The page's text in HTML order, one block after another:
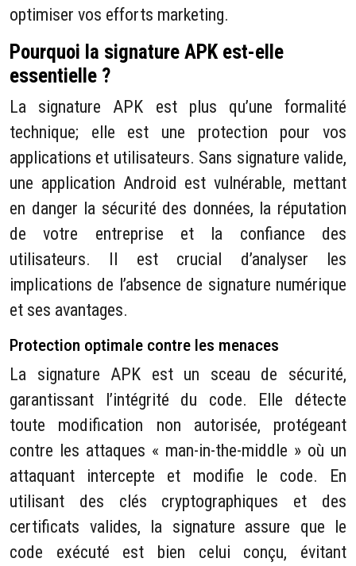
optimiser vos efforts marketing.
Pourquoi la signature APK est-elle
essentielle ?
La signature APK est plus qu’une formalité
technique; elle est une protection pour vos
applications et utilisateurs. Sans signature valide,
une application Android est vulnérable, mettant
en danger la sécurité des données, la réputation
de votre entreprise et la confiance des
utilisateurs. Il est crucial d’analyser les
implications de l’absence de signature numérique
et ses avantages.
Protection optimale contre les menaces
La signature APK est un sceau de sécurité,
garantissant l’intégrité du code. Elle détecte
toute modification non autorisée, protégeant
contre les attaques « man-in-the-middle » où un
attaquant intercepte et modifie le code. En
utilisant des clés cryptographiques et des
certificats valides, la signature assure que le
code exécuté est bien celui conçu, évitant